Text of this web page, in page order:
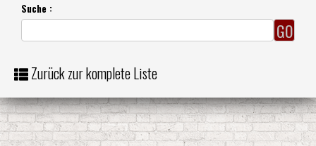
Suche :
Zurück zur komplete Liste